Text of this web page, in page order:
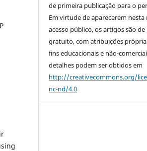
de primeira publicação para o
Em virtude de aparecerem nesta
acesso público, os artigos são de
gratuito, com atribuições
fins educacionais e não-
detalhes podem ser obtidos em
http://creativecommons.org/
nc-nd/4.0